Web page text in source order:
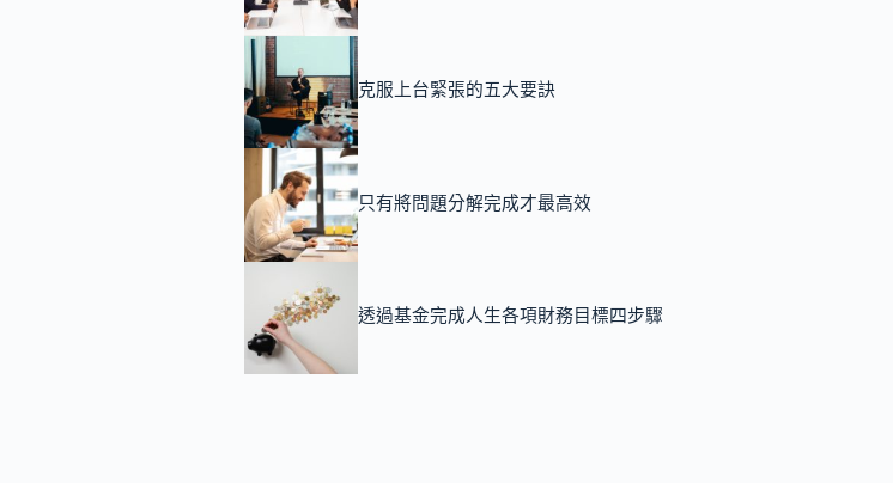
克服上台緊張的五大要訣
只有將問題分解完成才最高效
透過基金完成人生各項財務目標四步驟